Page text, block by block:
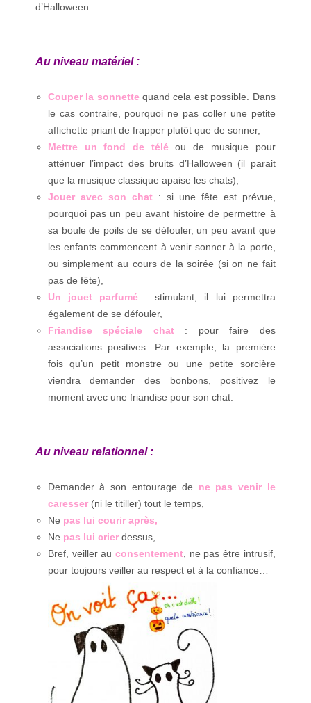
d’Halloween.
Au niveau matériel :
Couper la sonnette quand cela est possible. Dans
le cas contraire, pourquoi ne pas coller une petite
affichette priant de frapper plutôt que de sonner,
Mettre un fond de téléou de musique pour
atténuer l’impact des bruits d’Halloween (il parait
que la musique classique apaise les chats),
Jouer avec son chat: si une fête est prévue,
pourquoi pas un peu avant histoire de permettre à
sa boule de poils de se défouler, un peu avant que
les enfants commencent à venir sonner à la porte,
ou simplement au cours de la soirée (si on ne fait
pas de fête),
Un jouet parfumé
: stimulant, il lui permettra
également de se défouler,
Friandise spéciale chat: pour faire des
associations positives. Par exemple, la première
fois qu’un petit monstre ou une petite sorcière
viendra demander des bonbons, positivez le
moment avec une friandise pour son chat.
Au niveau relationnel :
Demander à son entourage de ne pas venir le
caresser (ni le titiller) tout le temps,
Ne pas lui courir après,
Ne pas lui crierdessus,
Bref, veiller au consentement, ne pas être intrusif,
pour toujours veiller au respect et à la confiance…